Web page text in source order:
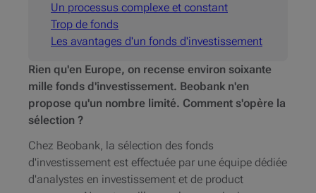
Un processus complexe et constant
Trop de fonds
Les avantages d'un fonds d'investissement
Rien qu'en Europe, on recense environ soixante
mille fonds d'investissement. Beobank n'en
propose qu'un nombre limité. Comment s'opère la
sélection ?
Chez Beobank, la sélection des fonds
d'investissement est effectuée par une équipe dédiée
d'analystes en investissement et de product